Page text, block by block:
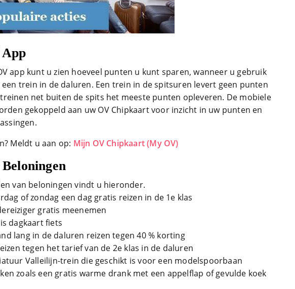
app kunt u zien hoeveel punten u kunt sparen, wanneer u gebruik
een trein in de daluren. Een trein in de spitsuren levert geen punten
net buiten de spits het meeste punten opleveren. De mobiele
gekoppeld aan uw OV Chipkaart voor inzicht in uw punten en
Meldt u aan op: Mijn OV Chipkaart (My OV)
van beloningen vindt u hieronder.
of zondag een dag gratis reizen in de 1e klas
gratis meenemen
dagkaart fiets
lang in de daluren reizen tegen 40 % korting
tegen het tarief van de 2e klas in de daluren
Valleilijn-trein die geschikt is voor een modelspoorbaan
zoals een gratis warme drank met een appelflap of gevulde koek